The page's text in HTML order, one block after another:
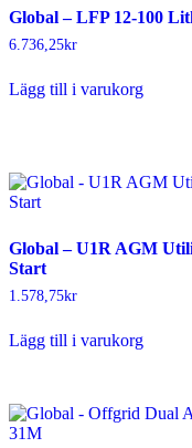
Global – LFP 12-100
6.736,25kr
Lägg till i varukorg
Global – U1R AGM
Start
1.578,75kr
Lägg till i varukorg